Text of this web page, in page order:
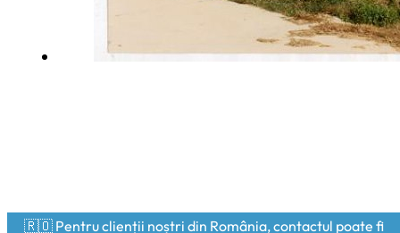
🇷🇴 Pentru clienții noștri din România, contactul poate fi